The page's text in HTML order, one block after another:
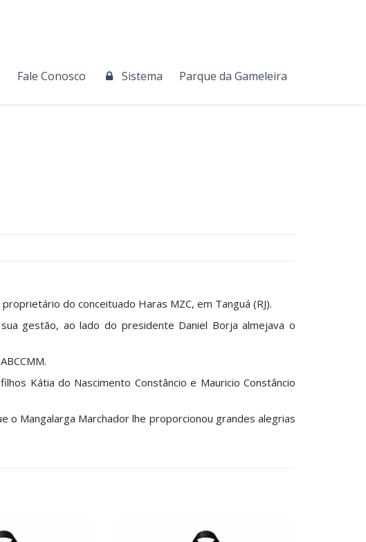
Fale Conosco Sistema Parque da Gameleira
do conceituado Haras MZC, em Tanguá (RJ).
gestão, ao lado do presidente Daniel Borja almejava o
Kátia do Nascimento Constâncio e Mauricio Constâncio
o Mangalarga Marchador lhe proporcionou grandes alegrias